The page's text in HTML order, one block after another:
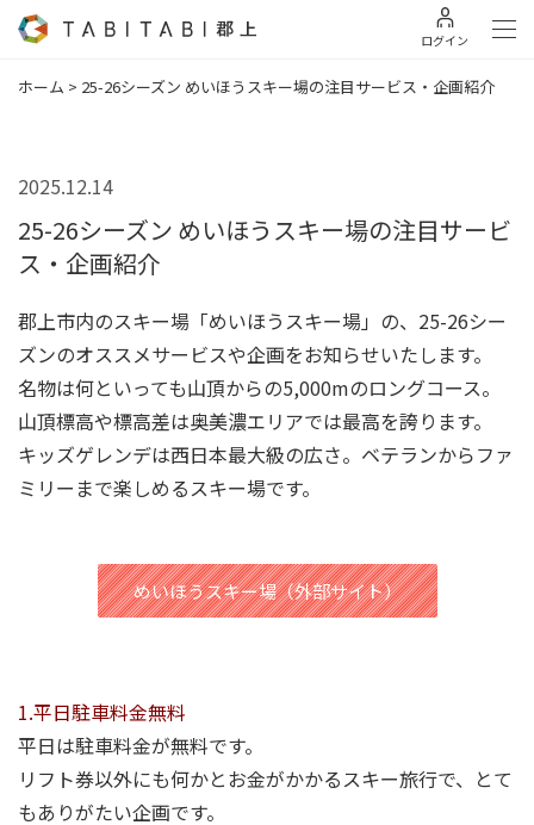
ログイン
ホーム > 25-26シーズン めいほうスキー場の注目サービス・企画紹介
2025.12.14
25-26シーズン めいほうスキー場の注目サービ
ス・企画紹介
郡上市内のスキー場「めいほうスキー場」の、25-26シー
ズンのオススメサービスや企画をお知らせいたします。
名物は何といっても山頂からの5,000mのロングコース。
山頂標高や標高差は奥美濃エリアでは最高を誇ります。
キッズゲレンデは西日本最大級の広さ。ベテランからファ
ミリーまで楽しめるスキー場です。
めいほうスキー場（外部サイト）
1.平日駐車料金無料
平日は駐車料金が無料です。
リフト券以外にも何かとお金がかかるスキー旅行で、とて
もありがたい企画です。